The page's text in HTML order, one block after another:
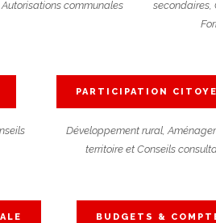
communales
secondaires,
PARTICIPATION
Développement rural,
territoire et Conseils
BUDGETS &